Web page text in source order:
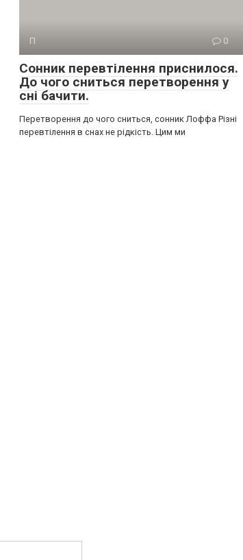
П 0
Сонник перевтілення приснилося.
До чого сниться перетворення у
сні бачити.
Перетворення до чого сниться, сонник Лоффа Різні
перевтілення в снах не рідкість. Цим ми